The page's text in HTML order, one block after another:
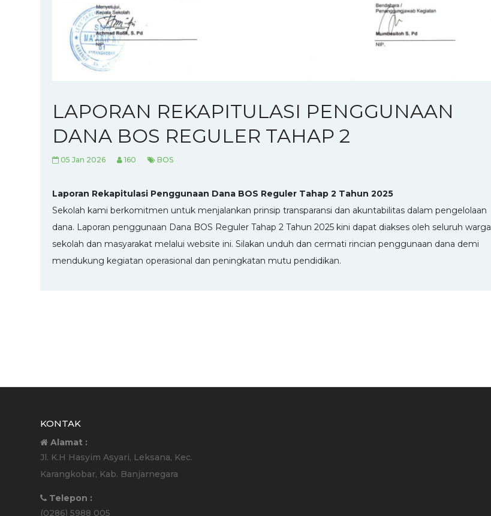
LAPORAN REKAPITULASI PENGGUNAAN
DANA BOS REGULER TAHAP 2
05 Jan 2026 160 BOS
Laporan Rekapitulasi Penggunaan Dana BOS Reguler Tahap 2 Tahun 2025
Sekolah kami berkomitmen untuk menjalankan prinsip transparansi dan akuntabilitas dalam pengelolaan
dana. Laporan penggunaan Dana BOS Reguler Tahap 2 Tahun 2025 kini dapat diakses oleh seluruh warga
sekolah dan masyarakat melalui website ini. Silakan unduh dan cermati rincian penggunaan dana demi
mendukung kegiatan operasional dan peningkatan mutu pendidikan.
KONTAK
Alamat :
Jl. K.H Hasyim Asyari, Leksana, Kec.
Karangkobar, Kab. Banjarnegara
Telepon :
(0286) 5988 005